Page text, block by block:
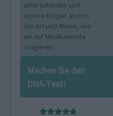
unterscheiden sich
unsere Körper auch in
der Art und Weise, wie
wir auf Medikamente
reagieren.
Machen Sie den
DNA-Test!